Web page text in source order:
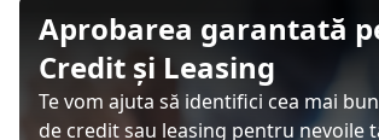
Aprobarea garantată
Credit și Leasing
Te vom ajuta să identifici cea mai
de credit sau leasing pentru nevoile